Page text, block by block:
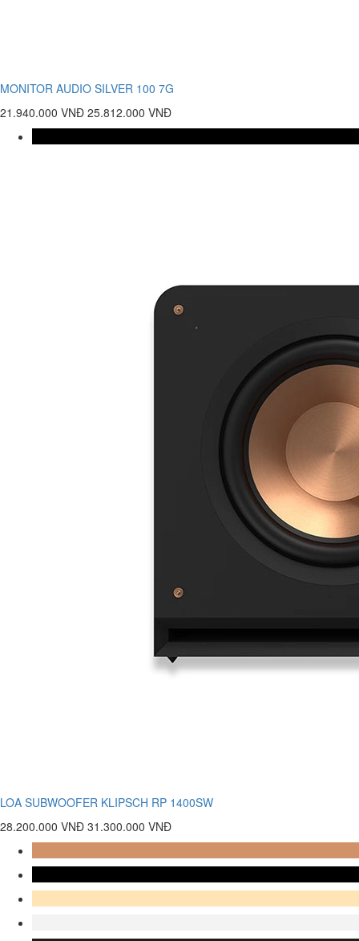
MONITOR AUDIO SILVER 100 7G
21.940.000 VNĐ 25.812.000 VNĐ
LOA SUBWOOFER KLIPSCH RP 1400SW
28.200.000 VNĐ 31.300.000 VNĐ